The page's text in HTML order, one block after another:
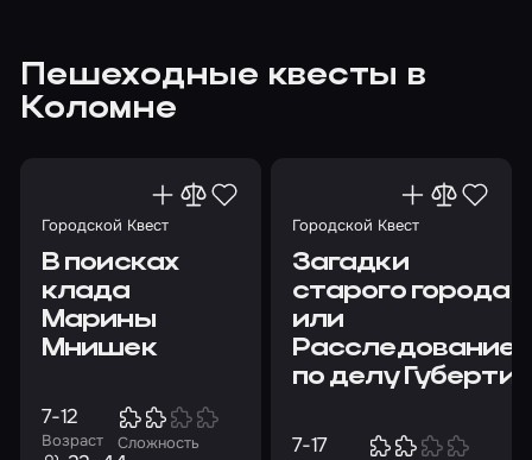
Пешеходные квесты в
Коломне
Городской Квест
В поисках
клада
Марины
Мнишек
Возраст
7-12
Сложность
Городской Квест
Загадки
старого города,
или
Расследование
по делу Губерти
7-17